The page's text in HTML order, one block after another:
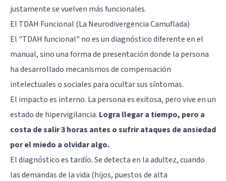
justamente se vuelven más funcionales.
El TDAH Funcional (La Neurodivergencia Camuflada)
El "TDAH funcional" no es un diagnóstico diferente en el
manual, sino una forma de presentación donde la persona
ha desarrollado mecanismos de compensación
intelectuales o sociales para ocultar sus síntomas.
El impacto es interno. La persona es exitosa, pero vive en un
estado de hipervigilancia. Logra llegar a tiempo, pero a
costa de salir 3 horas antes o sufrir ataques de ansiedad
por el miedo a olvidar algo.
El diagnóstico es tardío. Se detecta en la adultez, cuando
las demandas de la vida (hijos, puestos de alta